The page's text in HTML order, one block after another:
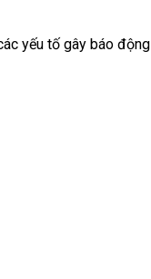
yếu tố gây báo